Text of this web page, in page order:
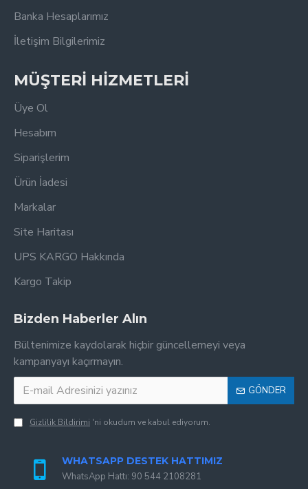
Banka Hesaplarımız
İletişim Bilgilerimiz
MÜŞTERİ HİZMETLERİ
Üye Ol
Hesabım
Siparişlerim
Ürün İadesi
Markalar
Site Haritası
UPS KARGO Hakkında
Kargo Takip
Bizden Haberler Alın
Bültenimize kaydolarak hiçbir güncellemeyi veya
kampanyayı kaçırmayın.
GÖNDER
Gizlilik Bildirimi 'ni okudum ve kabul ediyorum.
WHATSAPP DESTEK HATTIMIZ
WhatsApp Hattı: 90 544 2108281